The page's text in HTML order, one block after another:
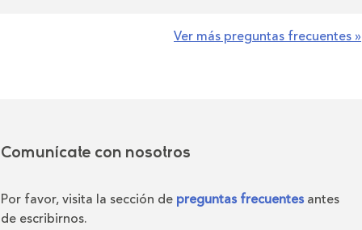
Ver más preguntas frecuentes »
Comunícate con nosotros
Por favor, visita la sección de preguntas frecuentes antes
de escribirnos.